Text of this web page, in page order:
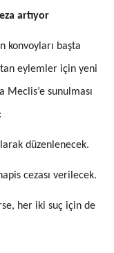
artıyor
konvoyları başta
eylemler için yeni
Meclis’e sunulması
düzenlenecek.
cezası verilecek.
her iki suç için de